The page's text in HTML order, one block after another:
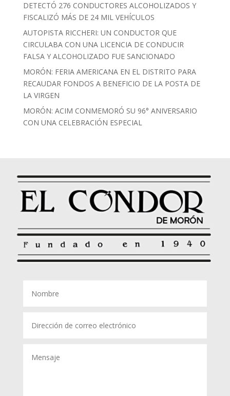
DETECTÓ 276 CONDUCTORES ALCOHOLIZADOS Y
FISCALIZÓ MÁS DE 24 MIL VEHÍCULOS
AUTOPISTA RICCHERI: UN CONDUCTOR QUE
CIRCULABA CON UNA LICENCIA DE CONDUCIR
FALSA Y ALCOHOLIZADO FUE SANCIONADO
MORÓN: FERIA AMERICANA EN EL DISTRITO PARA
RECAUDAR FONDOS A BENEFICIO DE LA POSTA DE
LA VIRGEN
MORÓN: ACIM CONMEMORÓ SU 96° ANIVERSARIO
CON UNA CELEBRACIÓN ESPECIAL